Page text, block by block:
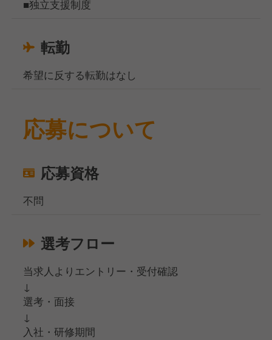
■独立支援制度
転勤
希望に反する転勤はなし
応募について
応募資格
不問
選考フロー
当求人よりエントリー・受付確認
↓
選考・面接
↓
入社・研修期間